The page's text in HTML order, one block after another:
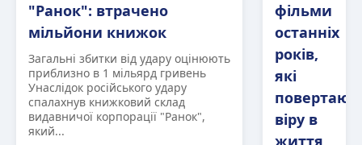
"Ранок": втрачено
мільйони книжок
Загальні збитки від удару оцінюють
приблизно в 1 мільярд гривень
Унаслідок російського удару
спалахнув книжковий склад
видавничої корпорації "Ранок",
який...
фільми
останніх
років,
які
віру в
життя